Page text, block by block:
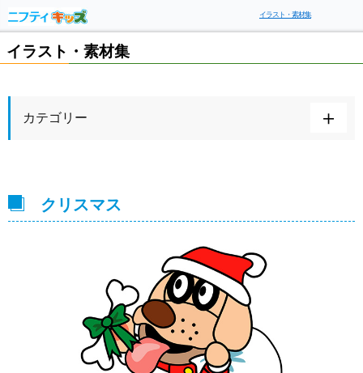
イラスト・素材集
イラスト・素材集
カテゴリー
クリスマス